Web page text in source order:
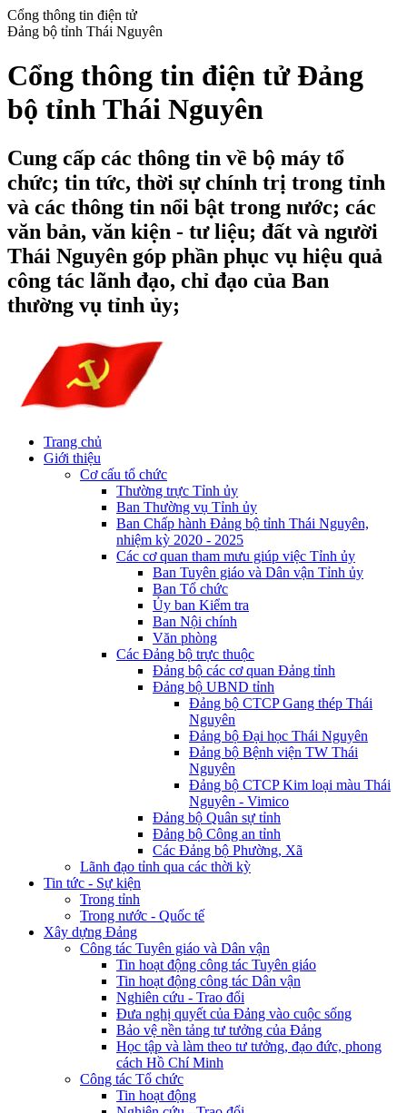
Cổng thông tin điện tử
Đảng bộ tỉnh Thái Nguyên
Cổng thông tin điện tử Đảng
bộ tỉnh Thái Nguyên
Cung cấp các thông tin về bộ máy tổ
chức; tin tức, thời sự chính trị trong tỉnh
và các thông tin nổi bật trong nước; các
văn bản, văn kiện - tư liệu; đất và người
Thái Nguyên góp phần phục vụ hiệu quả
công tác lãnh đạo, chỉ đạo của Ban
thường vụ tỉnh ủy;
Trang chủ
Giới thiệu
Cơ cấu tổ chức
Thường trực Tỉnh ủy
Ban Thường vụ Tỉnh ủy
Ban Chấp hành Đảng bộ tỉnh Thái Nguyên,
nhiệm kỳ 2020 - 2025
Các cơ quan tham mưu giúp việc Tỉnh ủy
Ban Tuyên giáo và Dân vận Tỉnh ủy
Ban Tổ chức
Ủy ban Kiểm tra
Ban Nội chính
Văn phòng
Các Đảng bộ trực thuộc
Đảng bộ các cơ quan Đảng tỉnh
Đảng bộ UBND tỉnh
Đảng bộ CTCP Gang thép Thái
Nguyên
Đảng bộ Đại học Thái Nguyên
Đảng bộ Bệnh viện TW Thái
Nguyên
Đảng bộ CTCP Kim loại màu Thái
Nguyên - Vimico
Đảng bộ Quân sự tỉnh
Đảng bộ Công an tỉnh
Các Đảng bộ Phường, Xã
Lãnh đạo tỉnh qua các thời kỳ
Tin tức - Sự kiện
Trong tỉnh
Trong nước - Quốc tế
Xây dựng Đảng
Công tác Tuyên giáo và Dân vận
Tin hoạt động công tác Tuyên giáo
Tin hoạt động công tác Dân vận
Nghiên cứu - Trao đổi
Đưa nghị quyết của Đảng vào cuộc sống
Bảo vệ nền tảng tư tưởng của Đảng
Học tập và làm theo tư tưởng, đạo đức, phong
cách Hồ Chí Minh
Công tác Tổ chức
Tin hoạt động